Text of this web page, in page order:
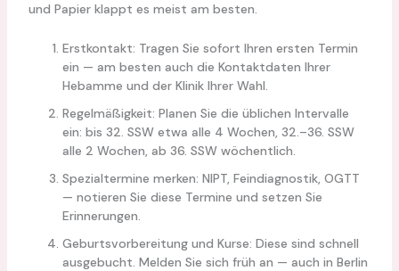
und Papier klappt es meist am besten.
Erstkontakt: Tragen Sie sofort Ihren ersten Termin
ein — am besten auch die Kontaktdaten Ihrer
Hebamme und der Klinik Ihrer Wahl.
Regelmäßigkeit: Planen Sie die üblichen Intervalle
ein: bis 32. SSW etwa alle 4 Wochen, 32.–36. SSW
alle 2 Wochen, ab 36. SSW wöchentlich.
Spezialtermine merken: NIPT, Feindiagnostik, OGTT
— notieren Sie diese Termine und setzen Sie
Erinnerungen.
Geburtsvorbereitung und Kurse: Diese sind schnell
ausgebucht. Melden Sie sich früh an — auch in Berlin